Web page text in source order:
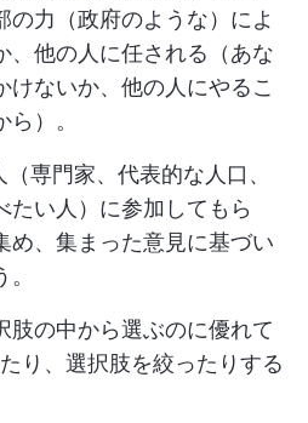
の力（政府のような）によ
、他の人に任される（あな
けないか、他の人にやるこ
）。
（専門家、代表的な人口、
たい人）に参加してもら
め、集まった意見に基づい
肢の中から選ぶのに優れて
り、選択肢を絞ったりする